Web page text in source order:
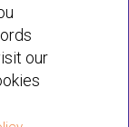
our